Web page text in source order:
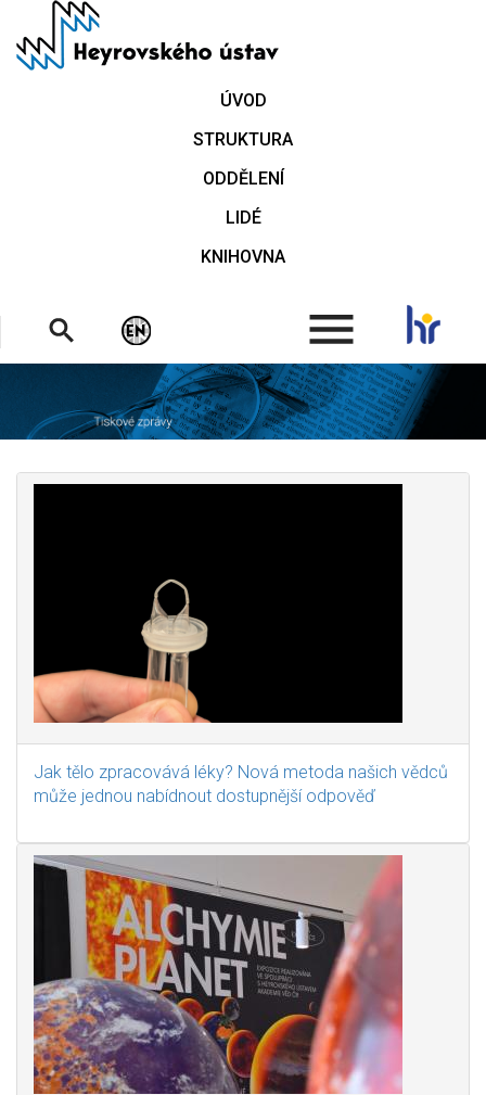
hlavnímu
ÚVOD
STRUKTURA
ODDĚLENÍ
LIDÉ
KNIHOVNA
.
Jak tělo zpracovává léky? Nová metoda našich vědců
může jednou nabídnout dostupnější odpověď